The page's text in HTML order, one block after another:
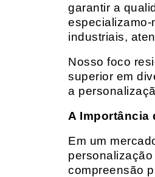
garantir a
industriais,
Nosso foco
superior em
a
A Importância
Em um
compreensão